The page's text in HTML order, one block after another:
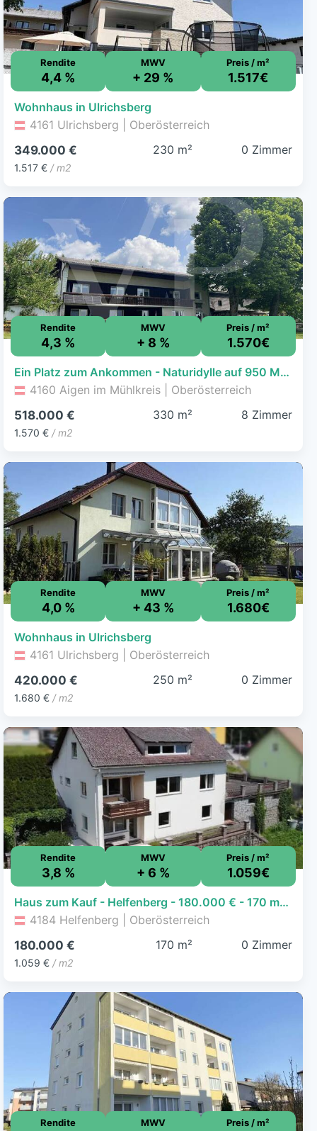
Rendite
4,4 %
MWV
+ 29 %
Preis / m²
1.517€
Wohnhaus in Ulrichsberg
4161 Ulrichsberg | Oberösterreich
349.000 €
1.517 € / m2
230 m² 0 Zimmer
Rendite
4,3 %
MWV
+ 8 %
Preis / m²
1.570€
Ein Platz zum Ankommen - Naturidylle auf 950 Metern
4160 Aigen im Mühlkreis | Oberösterreich
518.000 €
1.570 € / m2
330 m² 8 Zimmer
Rendite
4,0 %
MWV
+ 43 %
Preis / m²
1.680€
Wohnhaus in Ulrichsberg
4161 Ulrichsberg | Oberösterreich
420.000 €
1.680 € / m2
250 m² 0 Zimmer
Rendite
3,8 %
MWV
+ 6 %
Preis / m²
1.059€
Haus zum Kauf - Helfenberg - 180.000 € - 170 m², 1.265 m² Grundstück
4184 Helfenberg | Oberösterreich
180.000 €
1.059 € / m2
170 m² 0 Zimmer
Rendite MWV Preis / m²